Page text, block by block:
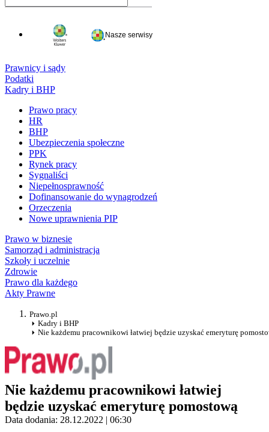
Nasze serwisy
Prawnicy i sądy
Podatki
Kadry i BHP
Prawo pracy
HR
BHP
Ubezpieczenia społeczne
PPK
Rynek pracy
Sygnaliści
Niepełnosprawność
Dofinansowanie do wynagrodzeń
Orzeczenia
Nowe uprawnienia PIP
Prawo w biznesie
Samorząd i administracja
Szkoły i uczelnie
Zdrowie
Prawo dla każdego
Akty Prawne
Prawo.pl
Kadry i BHP
Nie każdemu pracownikowi łatwiej będzie uzyskać emeryturę
Nie każdemu pracownikowi łatwiej
będzie uzyskać emeryturę pomostową
Data dodania: 28.12.2022 | 06:30